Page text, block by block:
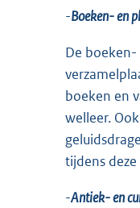
-Boeken- en
De
boeken en
welleer.
tijdens
-Antiek- en